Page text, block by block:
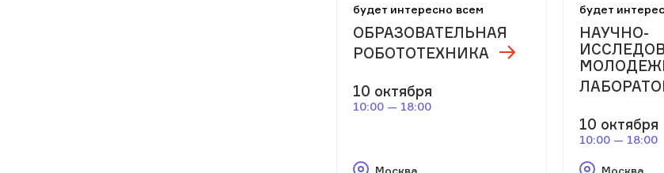
будет интересно всем
ОБРАЗОВАТЕЛЬНАЯ
РОБОТОТЕХНИКА
10 октября
10:00 — 18:00
будет
НАУЧНО-
10 октября
10:00 — 18:00